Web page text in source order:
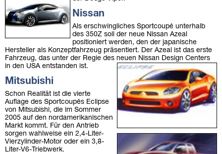
Nissan
Als erschwingliches Sportcoupé unterhalb
des 350Z soll der neue Nissan Azeal
positioniert werden, den der japanische
Hersteller als Konzeptfahrzeug präsentiert. Der Azeal ist das erste
Fahrzeug, das unter der Regie des neuen Nissan Design Centers
in den USA entstanden ist.
Mitsubishi
Schon Realität ist die vierte
Auflage des Sportcoupés Eclipse
von Mitsubishi, die im Sommer
2005 auf den nordamerikanischen
Markt kommt. Für den Antrieb
sorgen wahlweise ein 2,4-Liter-
Vierzylinder-Motor oder ein 3,8-
Liter-V6-Triebwerk.